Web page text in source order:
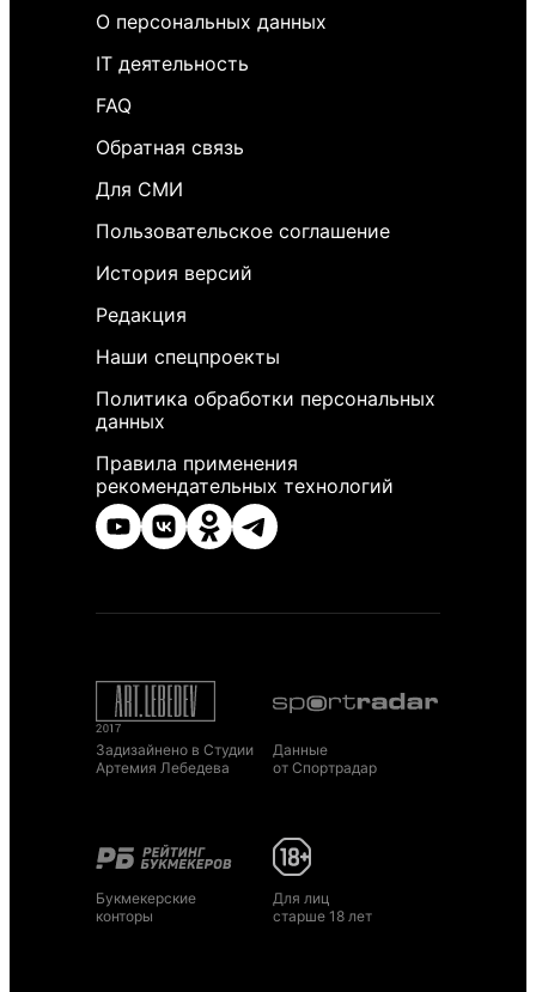
О персональных данных
IT деятельность
FAQ
Обратная связь
Для СМИ
Пользовательское соглашение
История версий
Редакция
Наши спецпроекты
Политика обработки персональных
данных
Правила применения
рекомендательных технологий
Задизайнено в Студии
Артемия Лебедева
Данные
от Спортрадар
Букмекерские
конторы
Для лиц
старше 18 лет